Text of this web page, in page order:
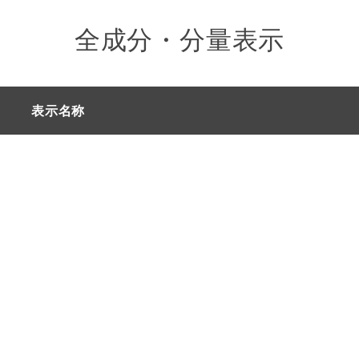
全成分・分量表示
表示名称